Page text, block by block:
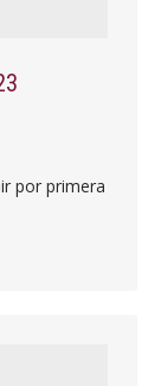
por primera